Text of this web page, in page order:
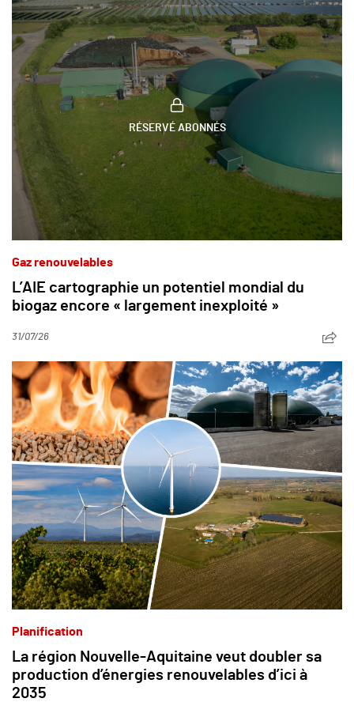
RÉSERVÉ ABONNÉS
Gaz renouvelables
L’AIE cartographie un potentiel mondial du
biogaz encore « largement inexploité »
31/07/26
Planification
La région Nouvelle-Aquitaine veut doubler sa
production d’énergies renouvelables d’ici à
2035